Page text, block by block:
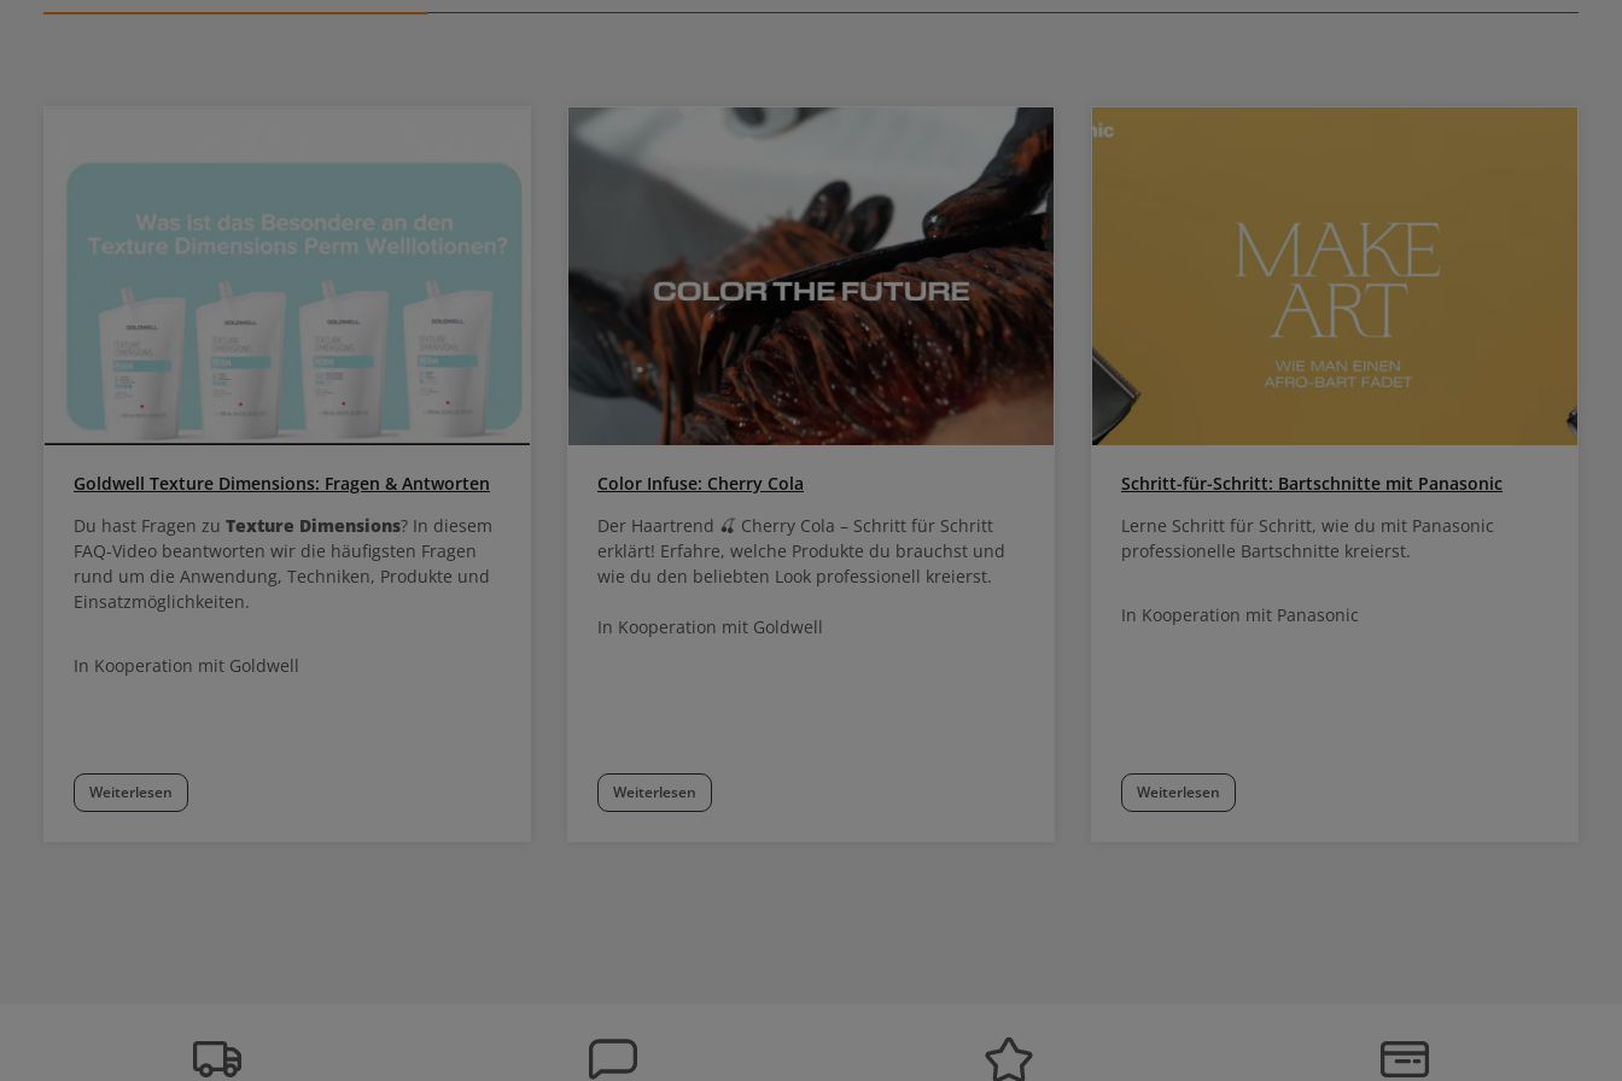
Goldwell Texture Dimensions: Fragen & Antworten
Du hast Fragen zu Texture Dimensions? In diesem
FAQ-Video beantworten wir die häufigsten Fragen
rund um die Anwendung, Techniken, Produkte und
Einsatzmöglichkeiten.
In Kooperation mit Goldwell
Weiterlesen
Color Infuse: Cherry Cola
Der Haartrend 🍒 Cherry Cola – Schritt für Schritt
erklärt! Erfahre, welche Produkte du brauchst und
wie du den beliebten Look professionell kreierst.
In Kooperation mit Goldwell
Weiterlesen
Schritt-für-Schritt: Bartschnitte mit Panasonic
Lerne Schritt für Schritt, wie du mit Panasonic
professionelle Bartschnitte kreierst.
In Kooperation mit Panasonic
Weiterlesen